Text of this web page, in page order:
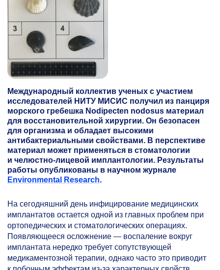
Международный коллектив ученых с участием
исследователей НИТУ МИСИС получил из панциря
морского гребешка Nodipecten nodosus материал
для восстановительной хирургии. Он безопасен
для организма и обладает высокими
антибактериальными свойствами. В перспективе
материал может применяться в стоматологии
и челюстно-лицевой имплантологии. Результаты
работы опубликованы в научном журнале
Environmental Research.
На сегодняшний день инфицирование медицинских
имплантатов остается одной из главных проблем при
ортопедических и стоматологических операциях.
Появляющееся осложнение — воспаление вокруг
имплантата нередко требует сопутствующей
медикаментозной терапии, однако часто это приводит